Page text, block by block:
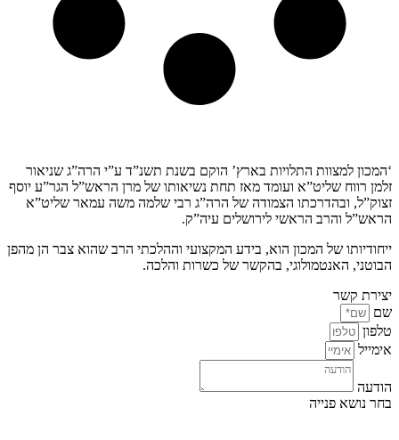
‘המכון למצוות התלויות בארץ’ הוקם בשנת תשנ”ד ע”י הרה”ג שניאור
זלמן רווח שליט”א ועומד מאז תחת נשיאותו של מרן הראש”ל הגר”ע יוסף
זצוק”ל, ובהדרכתו הצמודה של הרה”ג רבי שלמה משה עמאר שליט”א
הראש”ל והרב הראשי לירושלים עיה”ק.
ייחודיותו של המכון הוא, בידע המקצועי וההלכתי הרב שהוא צבר הן מהפן
הבוטני, האנטמולוגי, בהקשר של כשרות והלכה.
יצירת קשר
שם
טלפון
אימייל
הודעה
בחר נושא פנייה